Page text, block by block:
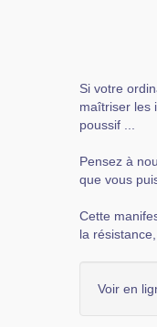
Si votre
maîtriser les
poussif ...
Pensez à
que vous
Cette
la résistance,
Voir en